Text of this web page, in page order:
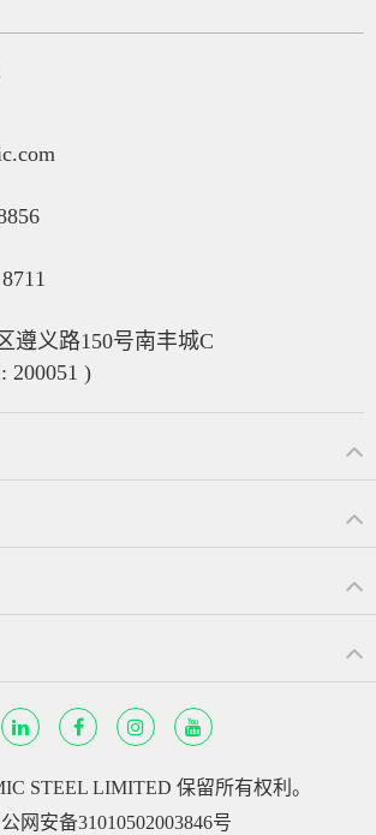
遵义路150号南丰城C
200051 )
STEEL LIMITED 保留所有权利。
网安备31010502003846号